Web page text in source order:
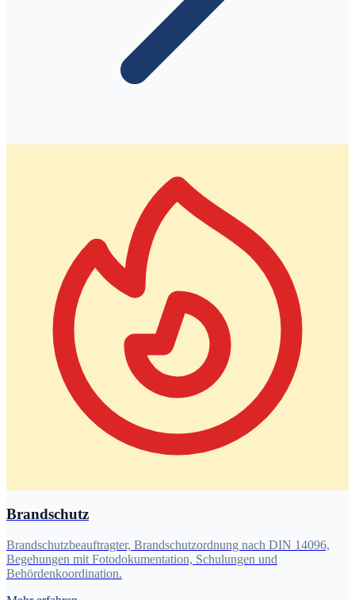
Brandschutz
Brandschutzbeauftragter, Brandschutzordnung nach DIN 14096,
Begehungen mit Fotodokumentation, Schulungen und
Behördenkoordination.